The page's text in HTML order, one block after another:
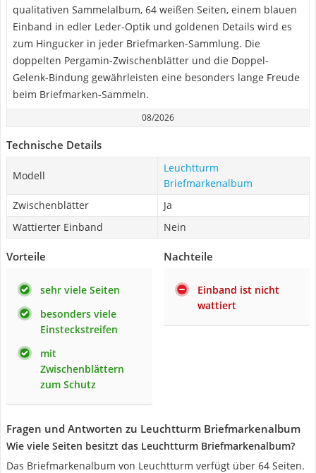
qualitativen Sammelalbum, 64 weißen Seiten, einem blauen
Einband in edler Leder-Optik und goldenen Details wird es
zum Hingucker in jeder Briefmarken-Sammlung. Die
doppelten Pergamin-Zwischenblätter und die Doppel-
Gelenk-Bindung gewährleisten eine besonders lange Freude
beim Briefmarken-Sammeln.
08/2026
Technische Details
Modell
Leuchtturm
Briefmarkenalbum
Zwischenblätter
Ja
Wattierter Einband
Nein
Vorteile
sehr viele Seiten
besonders viele
Einsteckstreifen
mit
Zwischenblättern
zum Schutz
Nachteile
Einband ist nicht
wattiert
Fragen und Antworten zu Leuchtturm Briefmarkenalbum
Wie viele Seiten besitzt das Leuchtturm Briefmarkenalbum?
Das Briefmarkenalbum von Leuchtturm verfügt über 64 Seiten.